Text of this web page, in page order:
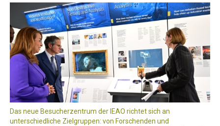
Das neue Besucherzentrum der IEAO richtet sich an
unterschiedliche Zielgruppen: von Forschenden und